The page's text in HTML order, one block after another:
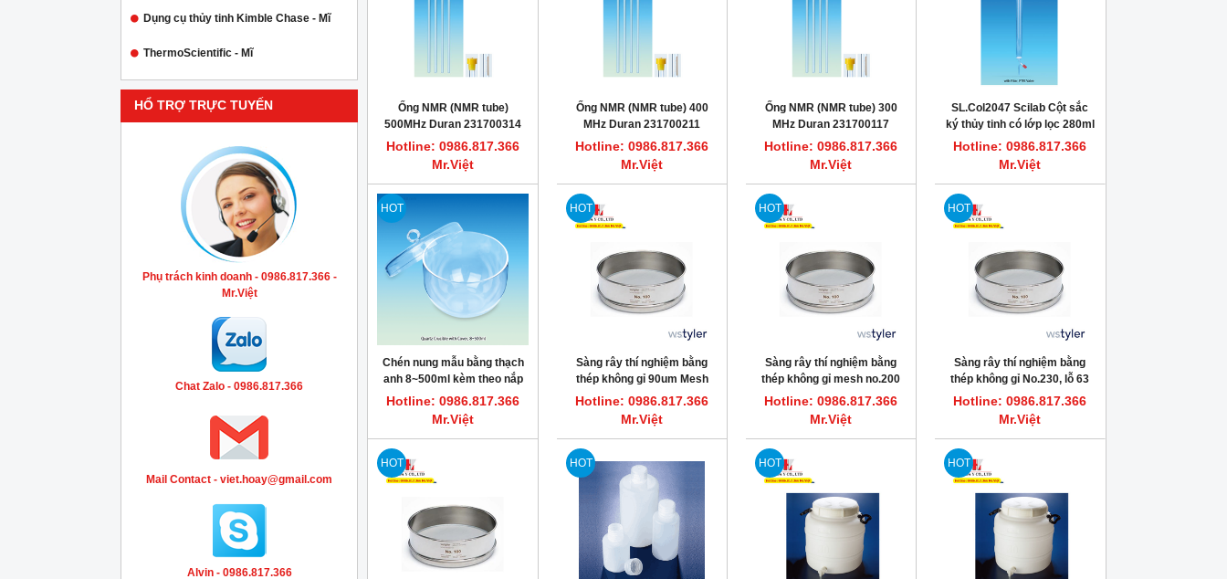
Dụng cụ thủy tinh Kimble Chase - Mĩ
ThermoScientific - Mĩ
HỔ TRỢ TRỰC TUYẾN
Phụ trách kinh doanh - 0986.817.366 -
Mr.Việt
Chat Zalo - 0986.817.366
Mail Contact - viet.hoay@gmail.com
Alvin - 0986.817.366
Ống NMR (NMR tube)
500MHz Duran 231700314
Hotline: 0986.817.366
Mr.Việt
Ống NMR (NMR tube) 400
MHz Duran 231700211
Hotline: 0986.817.366
Mr.Việt
Ống NMR (NMR tube) 300
MHz Duran 231700117
Hotline: 0986.817.366
Mr.Việt
SL.Col2047 Scilab Cột sắc
ký thủy tinh có lớp lọc 280ml
Duran
Hotline: 0986.817.366
Mr.Việt
HOT
Chén nung mẫu bằng thạch
anh 8~500ml kèm theo nắp
đậy, Scilab
Hotline: 0986.817.366
Mr.Việt
HOT
Sàng rây thí nghiệm bằng
thép không gỉ 90um Mesh
No.170 Tyler 7325
Hotline: 0986.817.366
Mr.Việt
HOT
Sàng rây thí nghiệm bằng
thép không gỉ mesh no.200
75um Tyler
Hotline: 0986.817.366
Mr.Việt
HOT
Sàng rây thí nghiệm bằng
thép không gỉ No.230, lỗ 63
micronmet, Tyler
Hotline: 0986.817.366
Mr.Việt
HOT HOT HOT HOT